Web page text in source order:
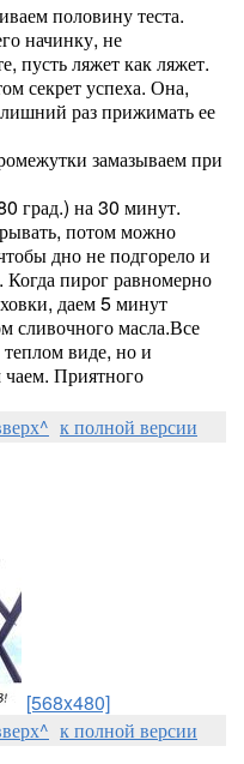
половину теста.
начинку, не
пусть ляжет как ляжет.
секрет успеха. Она,
раз прижимать ее
замазываем при
град.) на 30 минут.
потом можно
дно не подгорело и
пирог равномерно
даем 5 минут
сливочного масла.Все
виде, но и
Приятного
к полной версии
[568x480]
к полной версии